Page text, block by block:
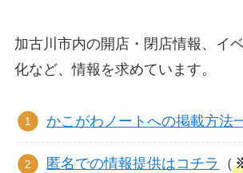
加古川市内の開店・閉店情報、イ
化など、情報を求めています。
かこがわノートへの掲載方法
匿名での情報提供はコチラ （